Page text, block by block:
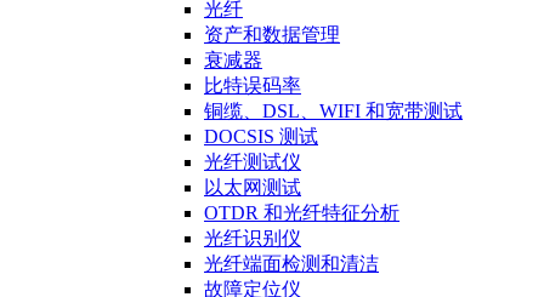
光纤
资产和数据管理
衰减器
比特误码率
铜缆、DSL、WIFI 和宽带测试
DOCSIS 测试
光纤测试仪
以太网测试
OTDR 和光纤特征分析
光纤识别仪
光纤端面检测和清洁
故障定位仪